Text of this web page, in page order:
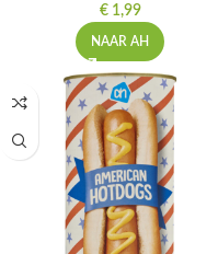
€1,99
NAAR AH